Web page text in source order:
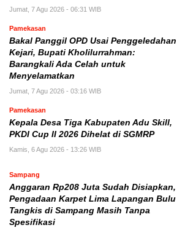
Jumat, 7 Agu 2026 - 06:31 WIB
Pamekasan
Bakal Panggil OPD Usai Penggeledahan
Kejari, Bupati Kholilurrahman:
Barangkali Ada Celah untuk
Menyelamatkan
Jumat, 7 Agu 2026 - 03:16 WIB
Pamekasan
Kepala Desa Tiga Kabupaten Adu Skill,
PKDI Cup II 2026 Dihelat di SGMRP
Kamis, 6 Agu 2026 - 13:26 WIB
Sampang
Anggaran Rp208 Juta Sudah Disiapkan,
Pengadaan Karpet Lima Lapangan Bulu
Tangkis di Sampang Masih Tanpa
Spesifikasi